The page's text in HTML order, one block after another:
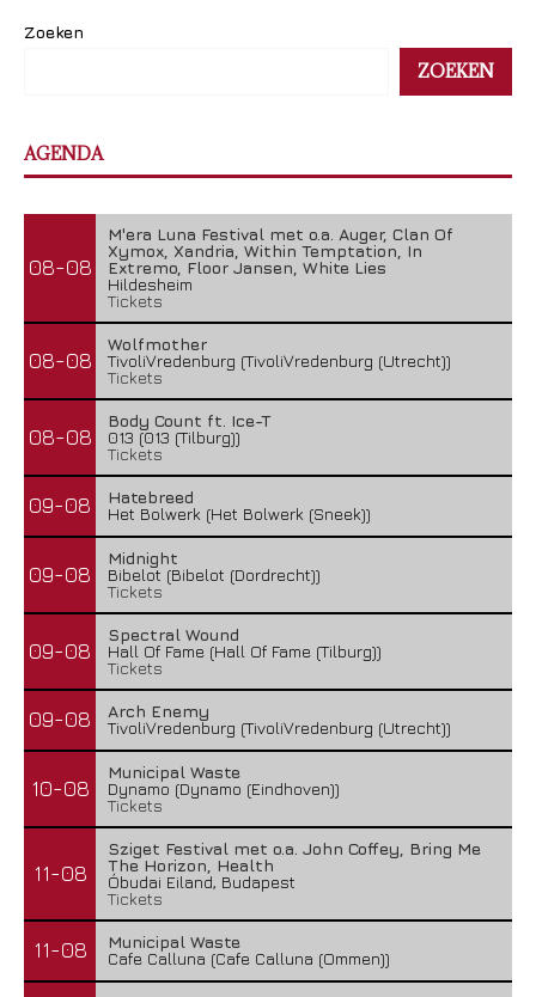
Zoeken
ZOEKEN
AGENDA
08-08
M'era Luna Festival met o.a. Auger, Clan Of
Xymox, Xandria, Within Temptation, In
Extremo, Floor Jansen, White Lies
Hildesheim
Tickets
08-08
Wolfmother
TivoliVredenburg (TivoliVredenburg (Utrecht))
Tickets
08-08
Body Count ft. Ice-T
013 (013 (Tilburg))
Tickets
09-08
Hatebreed
Het Bolwerk (Het Bolwerk (Sneek))
09-08
Midnight
Bibelot (Bibelot (Dordrecht))
Tickets
09-08
Spectral Wound
Hall Of Fame (Hall Of Fame (Tilburg))
Tickets
09-08
Arch Enemy
TivoliVredenburg (TivoliVredenburg (Utrecht))
10-08
Municipal Waste
Dynamo (Dynamo (Eindhoven))
Tickets
11-08
Sziget Festival met o.a. John Coffey, Bring Me
The Horizon, Health
Óbudai Eiland, Budapest
Tickets
11-08
Municipal Waste
Cafe Calluna (Cafe Calluna (Ommen))